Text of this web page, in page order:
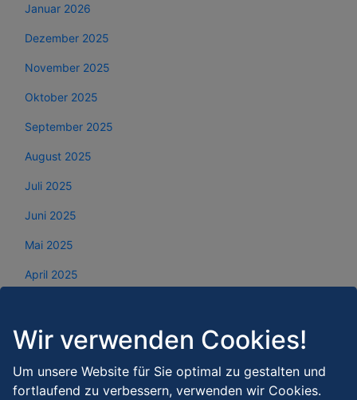
Januar 2026
Dezember 2025
November 2025
Oktober 2025
September 2025
August 2025
Juli 2025
Juni 2025
Mai 2025
April 2025
Februar 2025
Dezember 2024
Wir verwenden Cookies!
Um unsere Website für Sie optimal zu gestalten und
fortlaufend zu verbessern, verwenden wir Cookies.